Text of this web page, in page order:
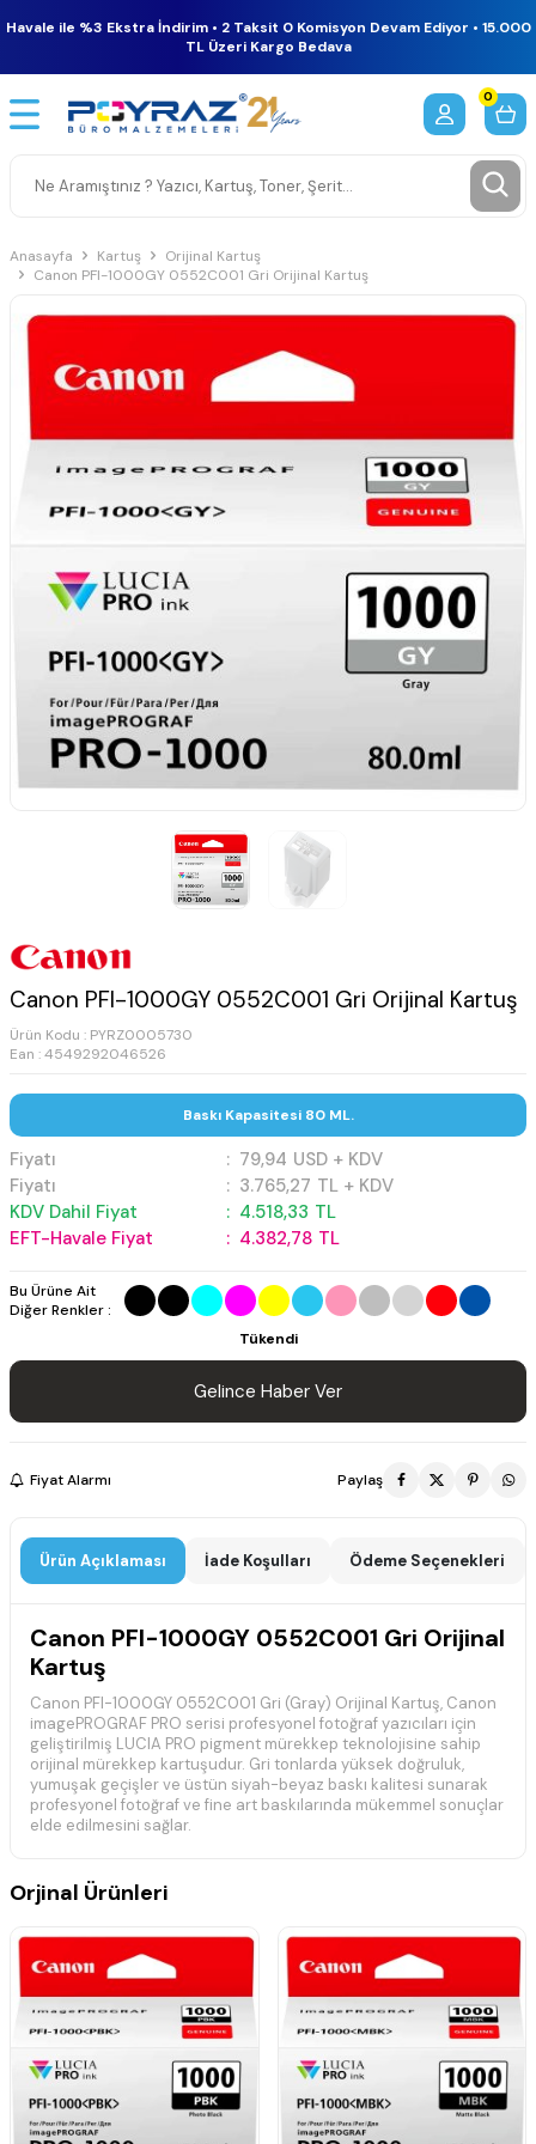
Havale ile %3 Ekstra İndirim • 2 Taksit 0 Komisyon Devam Ediyor • 15.000
TL Üzeri Kargo Bedava
0
Anasayfa Kartuş
Orijinal Kartuş
Canon PFI-1000GY 0552C001 Gri Orijinal Kartuş
Canon PFI-1000GY 0552C001 Gri Orijinal Kartuş
Ürün Kodu : PYRZ0005730
Ean : 4549292046526
Baskı Kapasitesi 80 ML.
Fiyatı : 79,94 USD + KDV
Fiyatı
: 3.765,27 TL + KDV
KDV Dahil Fiyat
: 4.518,33 TL
EFT-Havale Fiyat
: 4.382,78 TL
Bu Ürüne Ait
Diğer Renkler :
Tükendi
Gelince Haber Ver
Fiyat Alarmı Paylaş
Ürün Açıklaması İade Koşulları Ödeme Seçenekleri
Canon PFI-1000GY 0552C001 Gri Orijinal
Kartuş
Canon PFI-1000GY 0552C001 Gri (Gray) Orijinal Kartuş, Canon
imagePROGRAF PRO serisi profesyonel fotoğraf yazıcıları için
geliştirilmiş LUCIA PRO pigment mürekkep teknolojisine sahip
orijinal mürekkep kartuşudur. Gri tonlarda yüksek doğruluk,
yumuşak geçişler ve üstün siyah-beyaz baskı kalitesi sunarak
profesyonel fotoğraf ve fine art baskılarında mükemmel sonuçlar
elde edilmesini sağlar.
uyumlu çalışarak dengeli mürekkep akışı sağlar, baskı kafasını
korur ve ilk baskıdan son baskıya kadar yüksek baskı kalitesini
Teknik Özellikler
Model:PFI-1000GY
Ürün Kodu:
0552C001
Kapasite:
Orijinal Kartuş
Mürekkep Teknolojisi:LUCIA PRO Pigment Mürekkep
Baskı Teknolojisi:
Mürekkep Püskürtmeli
Orjinal Ürünleri